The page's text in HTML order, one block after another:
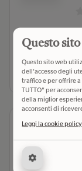
Questo
Questo sito web
dell'accesso degli
traffico e per offrire
TUTTO" per
della miglior
acconsenti di
Leggi la cookie policy